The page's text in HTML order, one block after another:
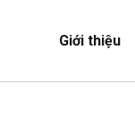
Giới thiệu